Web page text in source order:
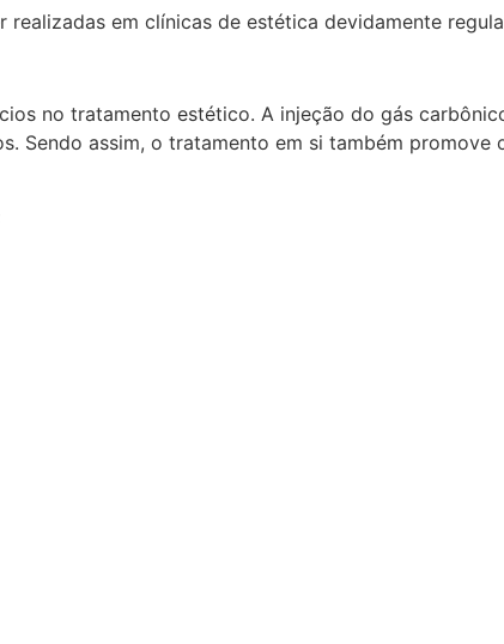
realizadas em clínicas de estética devidamente
no tratamento estético. A injeção do gás
Sendo assim, o tratamento em si também